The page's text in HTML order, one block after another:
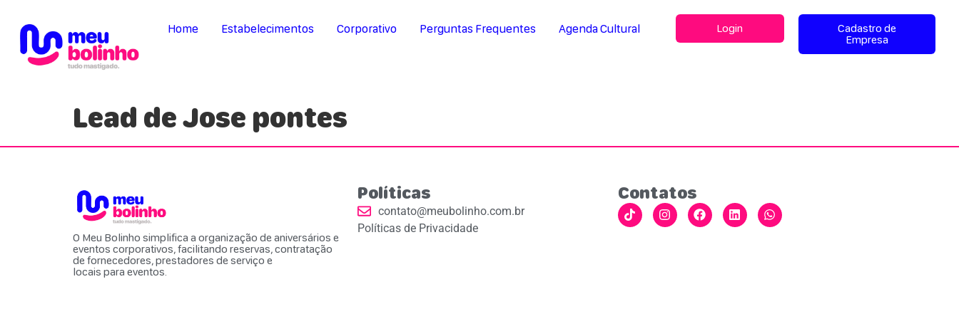
Home Estabelecimentos Corporativo Perguntas Frequentes Agenda Cultural Login
Cadastro de
Empresa
Lead de Jose pontes
O Meu Bolinho simplifica a organização de aniversários e
eventos corporativos, facilitando reservas, contratação
de fornecedores, prestadores de serviço e
locais para eventos.
Políticas
contato@meubolinho.com.br
Políticas de Privacidade
Contatos